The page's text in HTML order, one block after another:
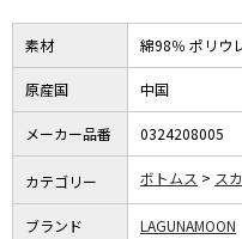
素材 綿98％ ポリウ
原産国 中国
メーカー品番 0324208005
カテゴリー ボトムス ス
ブランド LAGUNAMOON